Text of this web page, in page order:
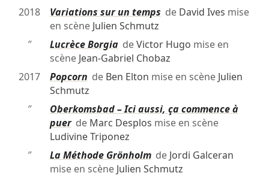
2018 Variations sur un temps de David Ives mise
en scène Julien Schmutz
″
Lucrèce BorgiadeVictor Hugo mise en
scène Jean-Gabriel Chobaz
2017
Popcorn de Ben Elton mise en scène Julien
Schmutz
″
Oberkomsbad – Ici aussi, ça commence à
puerde Marc Desplos mise en scène
Ludivine Triponez
″
La Méthode Grönholmde Jordi Galceran
mise en scène Julien Schmutz